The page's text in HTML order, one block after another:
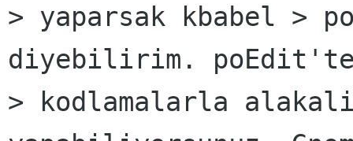
> yaparsak kbabel >
diyebilirim.
> kodlamalarla